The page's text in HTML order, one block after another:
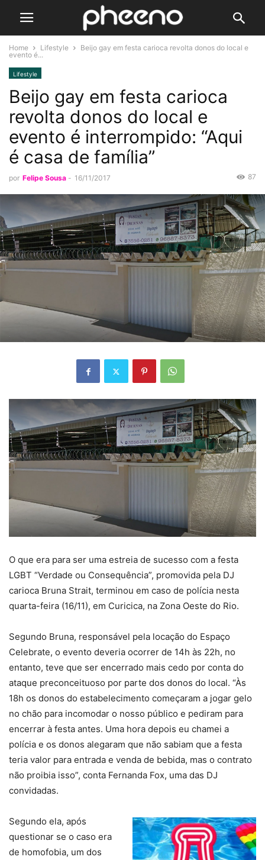
Home Lifestyle
Beijo gay em festa carioca revolta donos do local e
evento é...
Lifestyle
Beijo gay em festa carioca
revolta donos do local e
evento é interrompido: “Aqui
é casa de família”
por Felipe Sousa - 16/11/2017 87
O que era para ser uma estreia de sucesso com a festa
LGBT “Verdade ou Consequência”, promovida pela DJ
carioca Bruna Strait, terminou em caso de polícia nesta
quarta-feira (16/11), em Curicica, na Zona Oeste do Rio.
Segundo Bruna, responsável pela locação do Espaço
Celebrate, o evento deveria ocorrer de 14h às 22h, no
entanto, teve que ser encerrado mais cedo por conta do
ataque preconceituoso por parte dos donos do local. “Às
18h os donos do estabelecimento começaram a jogar gelo
no chão para incomodar o nosso público e pediram para
encerrar à festa antes. Uma hora depois eu chamei a
polícia e os donos alegaram que não sabiam que a festa
teria valor para entrada e venda de bebida, mas o contrato
não proibia isso”, conta Fernanda Fox, uma das DJ
convidadas.
Segundo ela, após
questionar se o caso era
de homofobia, um dos